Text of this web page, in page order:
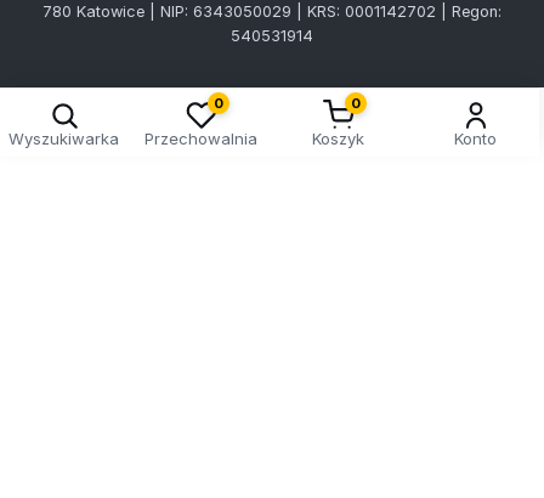
780 Katowice | NIP: 6343050029 | KRS: 0001142702 | Regon:
540531914
Wyszukiwarka
0
Przechowalnia
0
Koszyk Konto